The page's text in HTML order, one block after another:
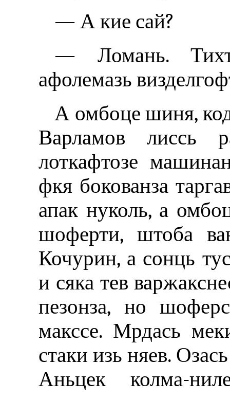
— А кие сай?
— Ломань.
афолемазь
А омбоце шиня,
Варламов лиссь
лоткафтозе
фкя бокованза
апак нуколь, а
шоферти, штоба
Кочурин, а сонць
и сяка тев
пезонза, но
макссе. Мрдась
стаки изь няев.
Аньцек колма-